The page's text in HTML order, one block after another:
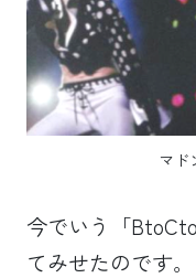
マド
今でいう「
てみせたのです